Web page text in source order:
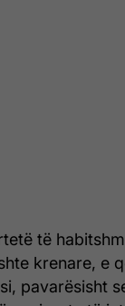
të
krenare, e
pavarësisht